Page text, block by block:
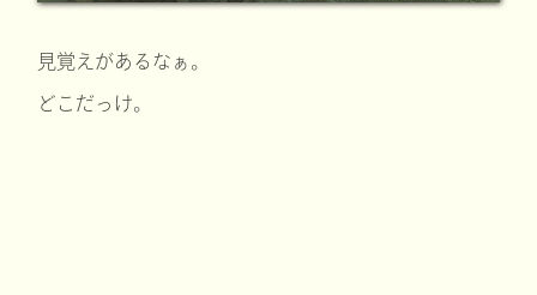
見覚えがあるなぁ。
どこだっけ。